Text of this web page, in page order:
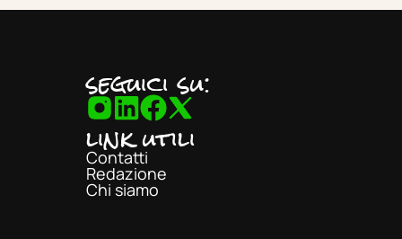
seguici su:
link utili
Contatti
Redazione
Chi siamo